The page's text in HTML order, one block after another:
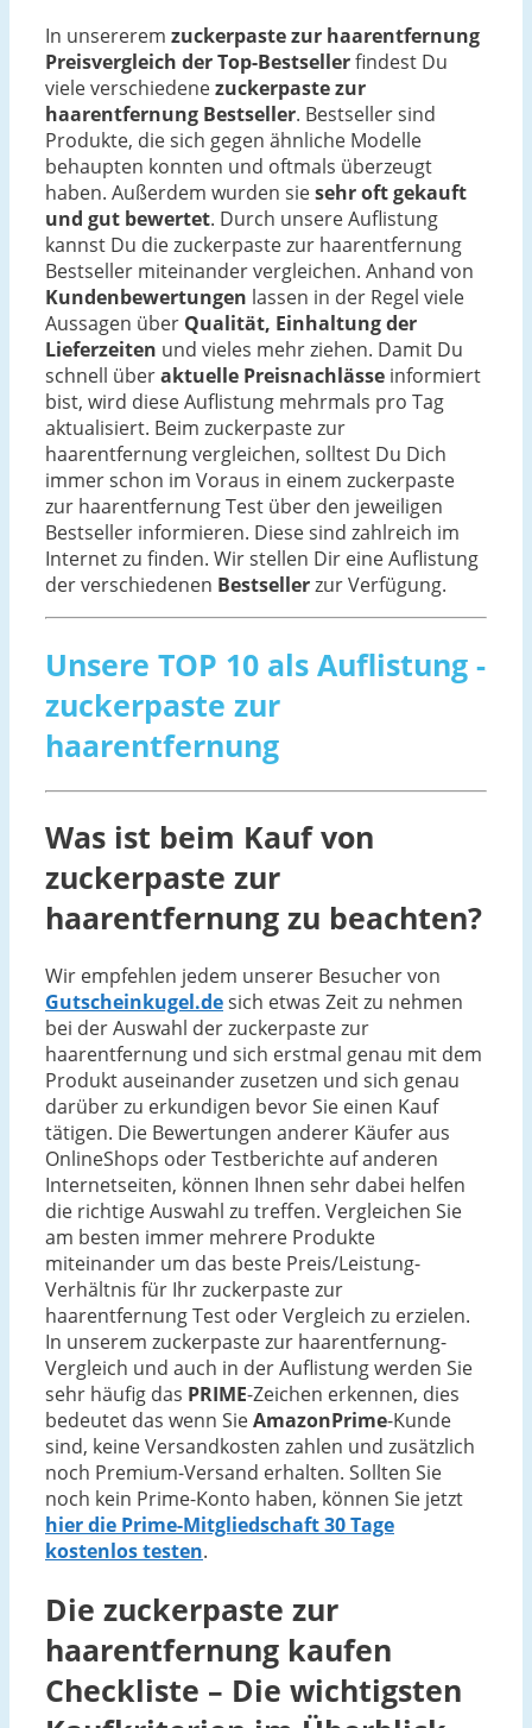
In unsererem zuckerpaste zur haarentfernung
Preisvergleich der Top-Bestsellerfindest Du
viele verschiedenezuckerpaste zur
haarentfernung Bestseller. Bestseller sind
Produkte, die sich gegen ähnliche Modelle
behaupten konnten und oftmals überzeugt
haben. Außerdem wurden siesehr oft gekauft
und gut bewertet. Durch unsere Auflistung
kannst Du die zuckerpaste zur haarentfernung
Bestseller miteinander vergleichen. Anhand von
Kundenbewertungen lassen in der Regel viele
Aussagen über Qualität, Einhaltung der
Lieferzeiten und vieles mehr ziehen. Damit Du
schnell überaktuelle Preisnachlässe informiert
bist, wird diese Auflistung mehrmals pro Tag
aktualisiert. Beim zuckerpaste zur
haarentfernung vergleichen, solltest Du Dich
immer schon im Voraus in einem zuckerpaste
zur haarentfernung Test über den jeweiligen
Bestseller informieren. Diese sind zahlreich im
Internet zu finden. Wir stellen Dir eine Auflistung
der verschiedenen Bestsellerzur Verfügung.
Unsere TOP 10 als Auflistung -
zuckerpaste zur
haarentfernung
Was ist beim Kauf von
zuckerpaste zur
haarentfernung zu beachten?
Wir empfehlen jedem unserer Besucher von
Gutscheinkugel.desich etwas Zeit zu nehmen
bei der Auswahl der zuckerpaste zur
haarentfernung und sich erstmal genau mit dem
Produkt auseinander zusetzen und sich genau
darüber zu erkundigen bevor Sie einen Kauf
tätigen. Die Bewertungen anderer Käufer aus
OnlineShops oder Testberichte auf anderen
Internetseiten, können Ihnen sehr dabei helfen
die richtige Auswahl zu treffen. Vergleichen Sie
am besten immer mehrere Produkte
miteinander um das beste Preis/Leistung-
Verhältnis für Ihr zuckerpaste zur
haarentfernung Test oder Vergleich zu erzielen.
In unserem zuckerpaste zur haarentfernung-
Vergleich und auch in der Auflistung werden Sie
sehr häufig das PRIME-Zeichen erkennen, dies
bedeutet das wenn SieAmazonPrime-Kunde
sind, keine Versandkosten zahlen und zusätzlich
noch Premium-Versand erhalten. Sollten Sie
noch kein Prime-Konto haben, können Sie jetzt
hier die Prime-Mitgliedschaft 30 Tage
kostenlos testen.
Die zuckerpaste zur
haarentfernung kaufen
Checkliste – Die wichtigsten